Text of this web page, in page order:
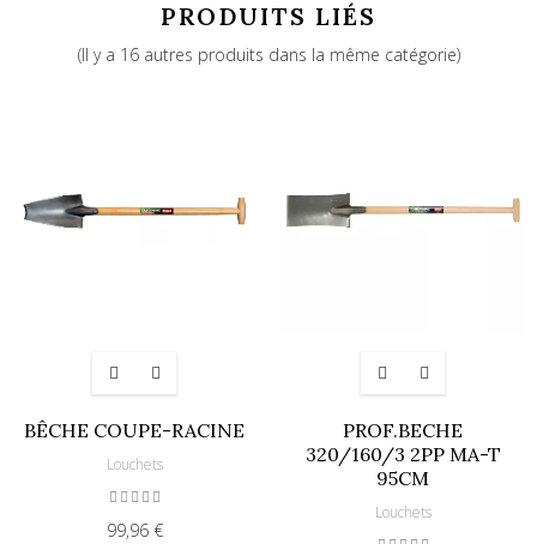
PRODUITS LIÉS
(Il y a 16 autres produits dans la même catégorie)
BÊCHE COUPE-RACINE
Louchets
99,96 €
PROF.BECHE
320/160/3 2PP MA-T
95CM
Louchets